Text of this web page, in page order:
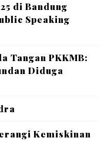
di Bandung
Speaking
Tangan PKKMB:
Diduga
Kemiskinan